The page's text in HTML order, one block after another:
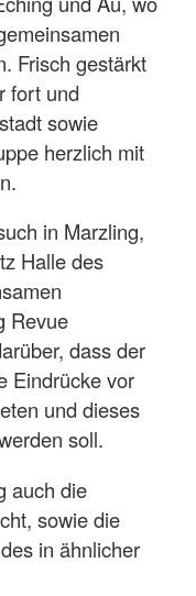
Frisch gestärkt
fort und
sowie
herzlich mit
in Marzling,
Halle des
Revue
dass der
Eindrücke vor
und dieses
soll.
auch die
sowie die
in ähnlicher